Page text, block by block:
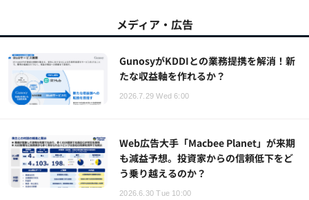
メディア・広告
GunosyがKDDIとの業務提携を解消！新
たな収益軸を作れるか？
2026.7.29 Wed 6:00
Web広告大手「Macbee Planet」が来期
も減益予想。投資家からの信頼低下をど
う乗り越えるのか？
2026.6.30 Tue 10:00